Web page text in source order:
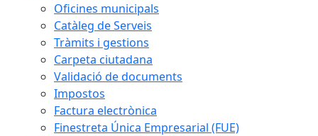
Oficines municipals
Catàleg de Serveis
Tràmits i gestions
Carpeta ciutadana
Validació de documents
Impostos
Factura electrònica
Finestreta Única Empresarial (FUE)